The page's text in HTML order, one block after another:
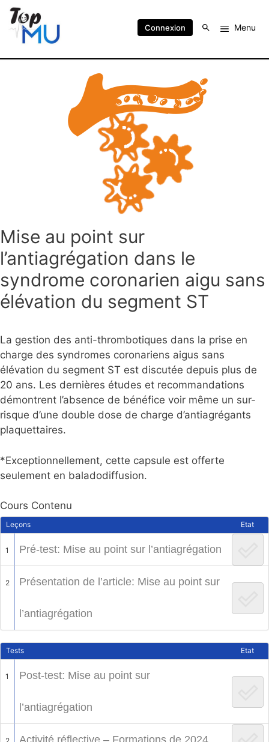
Connexion Menu
Mise au point sur
l’antiagrégation dans le
syndrome coronarien aigu sans
élévation du segment ST
La gestion des anti-thrombotiques dans la prise en
charge des syndromes coronariens aigus sans
élévation du segment ST est discutée depuis plus de
20 ans. Les dernières études et recommandations
démontrent l’absence de bénéfice voir même un sur-
risque d’une double dose de charge d’antiagrégants
plaquettaires.
*Exceptionnellement, cette capsule est offerte
seulement en baladodiffusion.
Cours Contenu
Leçons Etat
1 Pré-test: Mise au point sur l’antiagrégation
2 Présentation de l’article: Mise au point sur
l’antiagrégation
Tests Etat
1 Post-test: Mise au point sur
l’antiagrégation
Activité réflective – Formations de 2024